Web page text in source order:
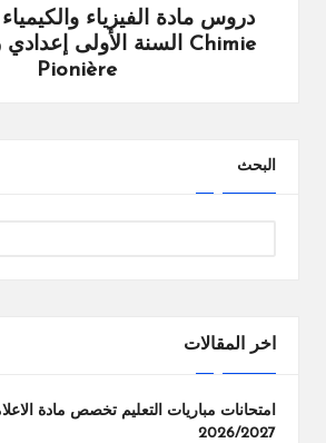
Pionière
البحث
اخر المقالات
امتحانات مباريات التعليم تخصص مادة
2026/2027